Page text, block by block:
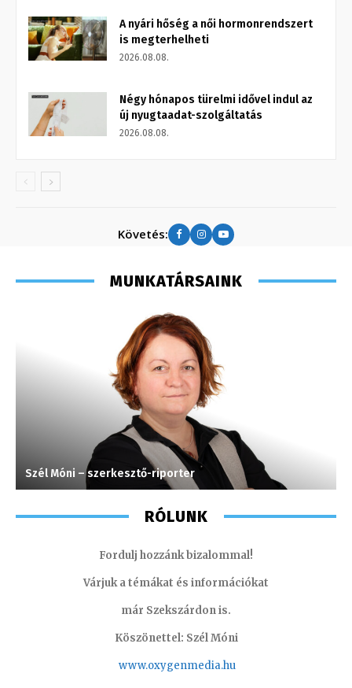
A nyári hőség a női hormonrendszert
is megterhelheti
2026.08.08.
Négy hónapos türelmi idővel indul az
új nyugtaadat-szolgáltatás
2026.08.08.
Követés:
MUNKATÁRSAINK
Szél Móni – szerkesztő-riporter
RÓLUNK
Fordulj hozzánk bizalommal!
Várjuk a témákat és információkat
már Szekszárdon is.
Köszönettel: Szél Móni
www.oxygenmedia.hu